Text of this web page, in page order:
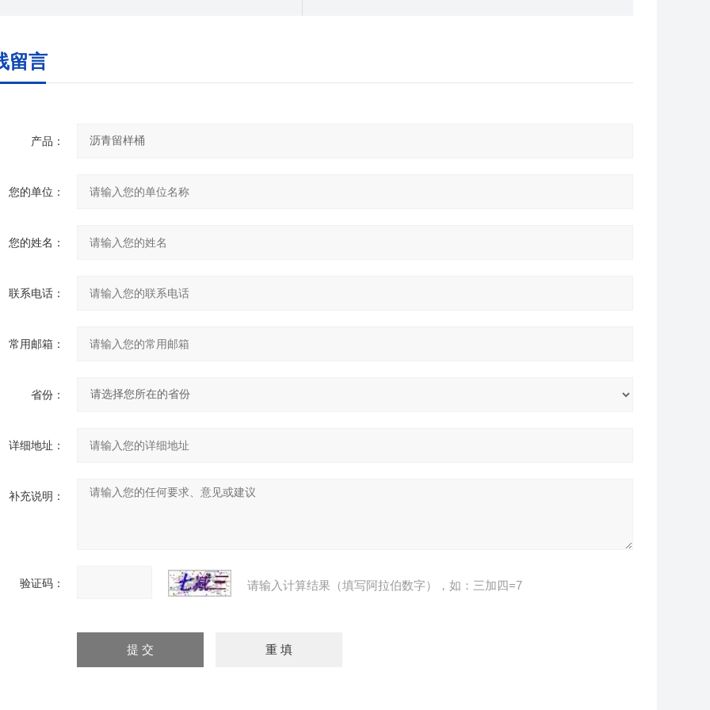
留言
产品：
您的单位：
您的姓名：
联系电话：
常用邮箱：
省份：
详细地址：
补充说明：
验证码： 请输入计算结果（填写阿拉伯数字），如：三加四=7